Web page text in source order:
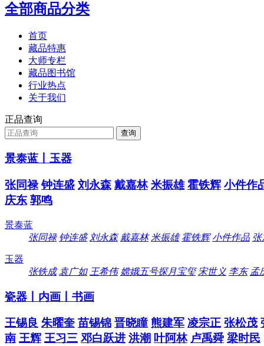
全部商品分类
首页
藏品特惠
大师专栏
藏品图书馆
行业热点
关于我们
正品查询
景泰蓝丨玉器
张同禄 钟连盛 刘永森 戴嘉林 米振雄 霍铁辉 小件作
庆东 郭鸣
景泰蓝
张同禄 钟连盛 刘永森 戴嘉林 米振雄 霍铁辉 小件作品 张
玉器
张铁成 袁广如 王希伟 嫦娥五号探月宝玺 宋世义 李东 孟
瓷器丨内画丨书画
王锡良 朱曜奎 苗锡锦 晋晓瞳 熊建军 凌宗正 张松茂
南 王辉 王习三 邓白跃进 洪潮 叶阿林 卢禹舜 梁时民